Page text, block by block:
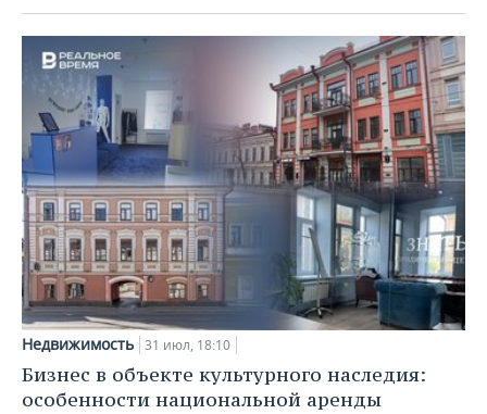
Недвижимость 31 июл, 18:10
Бизнес в объекте культурного наследия:
особенности национальной аренды